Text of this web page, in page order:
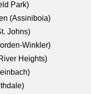
Park)
(Assiniboia)
Johns)
Winkler)
Heights)